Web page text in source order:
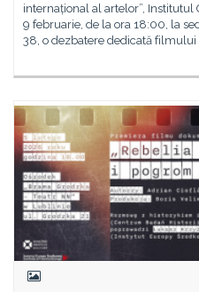
internațional al artelor”,
9 februarie, de la ora 18:00, la
38, o dezbatere dedicată